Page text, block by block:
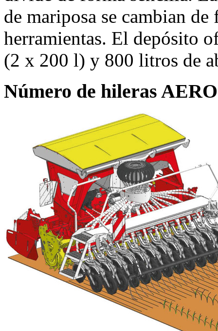
de mariposa se cambian
herramientas. El depósito
(2 x 200 l) y 800 litros de
Número de hileras